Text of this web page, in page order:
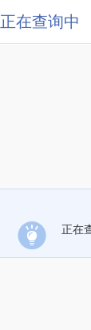
正在查询中
正在